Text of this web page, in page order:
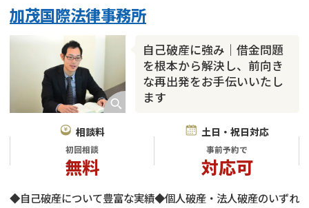
自己破産に強み｜借金問題
を根本から解決し、前向き
な再出発をお手伝いいたし
ます
加茂国際法律事務所
相談料
初回相談
無料
土日・祝日対応
事前予約で
対応可
◆自己破産について豊富な実績◆個人破産・法人破産のいずれ